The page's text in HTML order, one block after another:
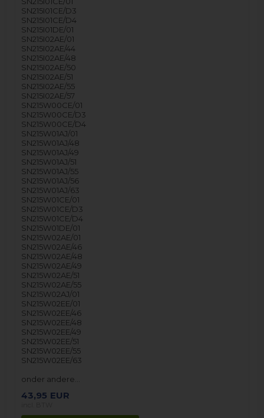
SN215I01CE/D3
SN215I01CE/D4
SN215I01DE/01
SN215I02AE/01
SN215I02AE/44
SN215I02AE/48
SN215I02AE/50
SN215I02AE/51
SN215I02AE/55
SN215I02AE/57
SN215W00CE/01
SN215W00CE/D3
SN215W00CE/D4
SN215W01AJ/01
SN215W01AJ/48
SN215W01AJ/49
SN215W01AJ/51
SN215W01AJ/55
SN215W01AJ/56
SN215W01AJ/63
SN215W01CE/01
SN215W01CE/D3
SN215W01CE/D4
SN215W01DE/01
SN215W02AE/01
SN215W02AE/46
SN215W02AE/48
SN215W02AE/49
SN215W02AE/51
SN215W02AE/55
SN215W02AJ/01
SN215W02EE/01
SN215W02EE/46
SN215W02EE/48
SN215W02EE/49
SN215W02EE/51
SN215W02EE/55
SN215W02EE/63
onder andere…
43,95 EUR